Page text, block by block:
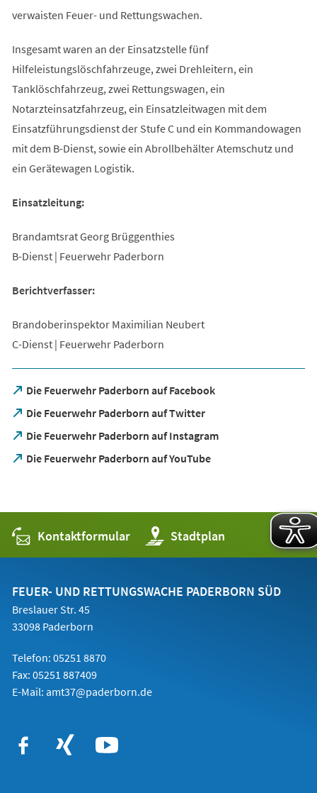
verwaisten Feuer- und Rettungswachen.
Insgesamt waren an der Einsatzstelle fünf
Hilfeleistungslöschfahrzeuge, zwei Drehleitern, ein
Tanklöschfahrzeug, zwei Rettungswagen, ein
Notarzteinsatzfahrzeug, ein Einsatzleitwagen mit dem
Einsatzführungsdienst der Stufe C und ein Kommandowagen
mit dem B-Dienst, sowie ein Abrollbehälter Atemschutz und
ein Gerätewagen Logistik.
Einsatzleitung:
Brandamtsrat Georg Brüggenthies
B-Dienst | Feuerwehr Paderborn
Berichtverfasser:
Brandoberinspektor Maximilian Neubert
C-Dienst | Feuerwehr Paderborn
Die Feuerwehr Paderborn auf Facebook
(Öffnet
einem
neuen
Die Feuerwehr Paderborn auf Twitter
(Öffnet
einem
neuen
Die Feuerwehr Paderborn auf Instagram
(Öffnet
einemDie Feuerwehr Paderborn auf YouTube
(Öffnet
Tab)
Kontaktformular Stadtplan
(Öffnet
in
einem
Tab)
FEUER- UND RETTUNGSWACHE PADERBORN SÜD
Breslauer Str. 45
33098 Paderborn
Telefon: 05251 8870
Fax: 05251 887409
E-Mail: amt37@paderborn.de